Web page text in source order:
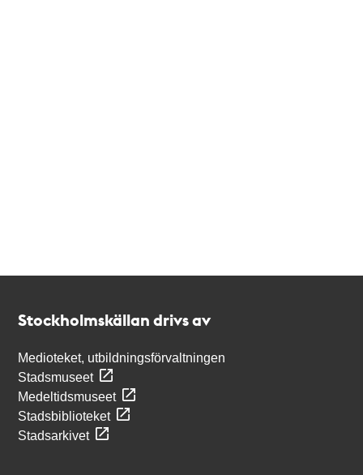
Stockholmskällan drivs av
Medioteket, utbildningsförvaltningen
Stadsmuseet
Medeltidsmuseet
Stadsbiblioteket
Stadsarkivet